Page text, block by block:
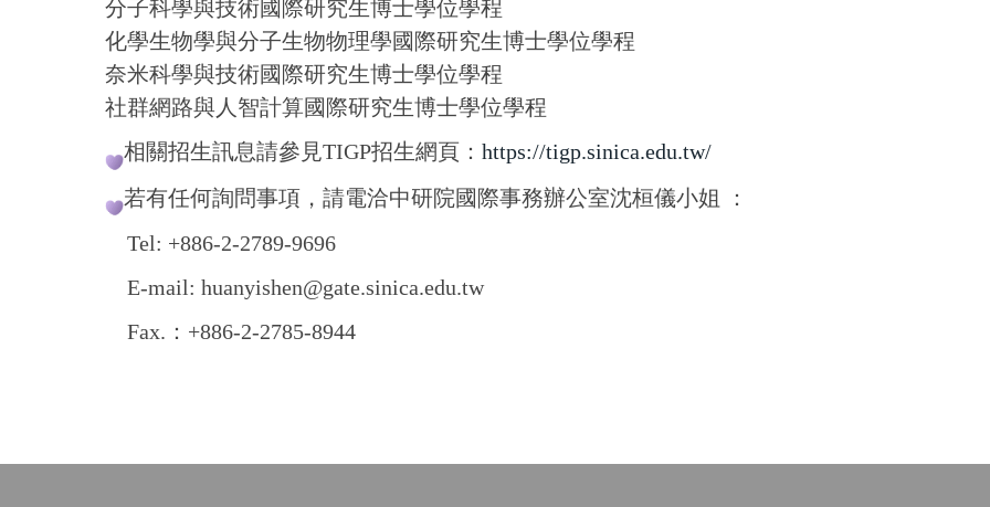
分子科學與技術國際研究生博士學位學程
化學生物學與分子生物物理學國際研究生博士學位學程
奈米科學與技術國際研究生博士學位學程
社群網路與人智計算國際研究生博士學位學程
相關招生訊息請參見TIGP招生網頁： https://tigp.sinica.edu.tw/
若有任何詢問事項，請電洽中研院國際事務辦公室沈桓儀小姐 ：
Tel: +886-2-2789-9696
E-mail: huanyishen@gate.sinica.edu.tw
Fax.：+886-2-2785-8944